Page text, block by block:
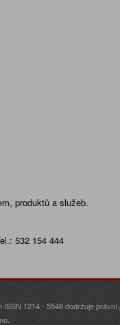
produktů a služeb.
532 154 444
1214 - 5548 dodržuje